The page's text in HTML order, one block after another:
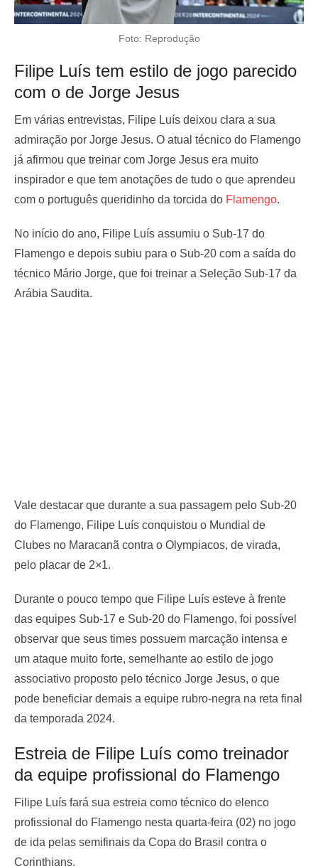
Foto: Reprodução
Filipe Luís tem estilo de jogo parecido
com o de Jorge Jesus
Em várias entrevistas, Filipe Luís deixou clara a sua
admiração por Jorge Jesus. O atual técnico do Flamengo
já afirmou que treinar com Jorge Jesus era muito
inspirador e que tem anotações de tudo o que aprendeu
com o português queridinho da torcida do Flamengo.
No início do ano, Filipe Luís assumiu o Sub-17 do
Flamengo e depois subiu para o Sub-20 com a saída do
técnico Mário Jorge, que foi treinar a Seleção Sub-17 da
Arábia Saudita.
Vale destacar que durante a sua passagem pelo Sub-20
do Flamengo, Filipe Luís conquistou o Mundial de
Clubes no Maracanã contra o Olympiacos, de virada,
pelo placar de 2×1.
Durante o pouco tempo que Filipe Luís esteve à frente
das equipes Sub-17 e Sub-20 do Flamengo, foi possível
observar que seus times possuem marcação intensa e
um ataque muito forte, semelhante ao estilo de jogo
associativo proposto pelo técnico Jorge Jesus, o que
pode beneficiar demais a equipe rubro-negra na reta final
da temporada 2024.
Estreia de Filipe Luís como treinador
da equipe profissional do Flamengo
Filipe Luís fará sua estreia como técnico do elenco
profissional do Flamengo nesta quarta-feira (02) no jogo
de ida pelas semifinais da Copa do Brasil contra o
Corinthians.